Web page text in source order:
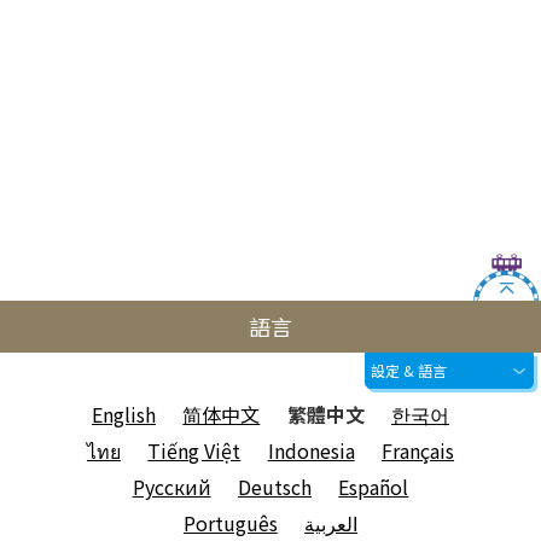
語言
設定 & 語言
English 简体中文 繁體中文
한국어
ไทย
Tiếng Việt Indonesia
Français
Русский
Deutsch
Español
Português
العربية